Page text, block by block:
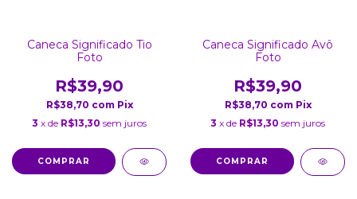
Caneca Significado Tio
Foto
R$39,90
R$38,70 com Pix
3 x de R$13,30 sem juros
COMPRAR
Caneca Significado Avô
Foto
R$39,90
R$38,70 com Pix
3 x de R$13,30 sem juros
COMPRAR